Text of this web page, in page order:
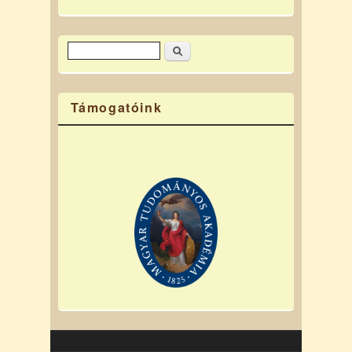
Keresés űrlap
Keresés
Támogatóink